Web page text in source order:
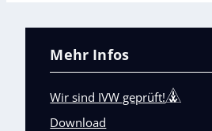
Mehr Infos
Wir sind IVW geprüft!
Download